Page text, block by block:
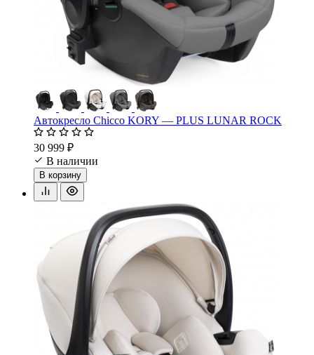
Автокресло Chicco KORY — PLUS LUNAR ROCK
30 999 ₽
В наличии
В корзину